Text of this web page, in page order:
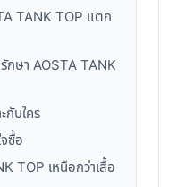
TANK TOP แตก
กษา AOSTA TANK
กับใคร
ซื้อ
TOP เหนือกว่าเสื้อ